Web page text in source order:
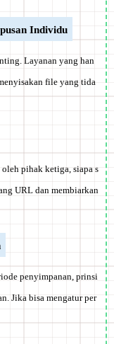
Individu
Layanan yang han
file yang tida
pihak ketiga, siapa s
URL dan membiarkan
penyimpanan, prinsi
Jika bisa mengatur per